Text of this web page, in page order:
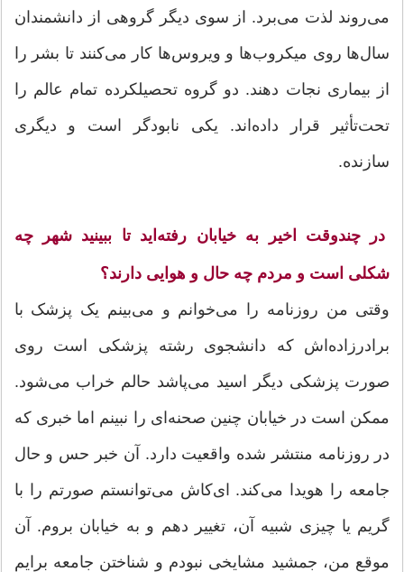
می‌روند لذت می‌برد. از سوی دیگر گروهی از دانشمندان
سال‌ها روی میکروب‌ها و ویروس‌ها کار می‌کنند تا بشر را
از بیماری نجات دهند. دو گروه تحصیلکرده تمام عالم را
تحت‌تأثیر قرار داده‌اند. یکی نابودگر است و دیگری
سازنده.
در چندوقت اخیر به خیابان رفته‌اید تا ببینید شهر چه
شکلی است و مردم چه حال و هوایی دارند؟
وقتی من روزنامه را می‌خوانم و می‌بینم یک پزشک با
برادرزاده‌اش که دانشجوی رشته پزشکی است روی
صورت پزشکی دیگر اسید می‌پاشد حالم خراب می‌شود.
ممکن است در خیابان چنین صحنه‌ای را نبینم اما خبری که
در روزنامه منتشر شده واقعیت دارد. آن خبر حس و حال
جامعه را هویدا می‌کند. ‌ای‌کاش می‌توانستم صورتم را با
گریم یا چیزی شبیه آن، تغییر دهم و به خیابان بروم. آن
موقع من، جمشید مشایخی نبودم و شناختن جامعه برایم